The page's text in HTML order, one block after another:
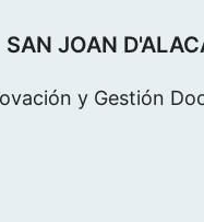
SAN JOAN
y Gestión